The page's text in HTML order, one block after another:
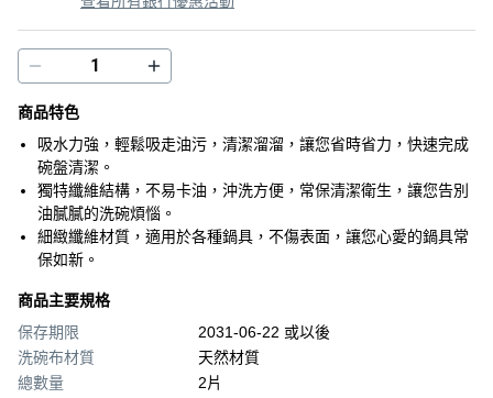
商品特色
吸水力強，輕鬆吸走油污，清潔溜溜，讓您省時省力，快速完成
碗盤清潔。
獨特纖維結構，不易卡油，沖洗方便，常保清潔衛生，讓您告別
油膩膩的洗碗煩惱。
細緻纖維材質，適用於各種鍋具，不傷表面，讓您心愛的鍋具常
保如新。
商品主要規格
保存期限
2031-06-22 或以後
洗碗布材質
天然材質
總數量
2片